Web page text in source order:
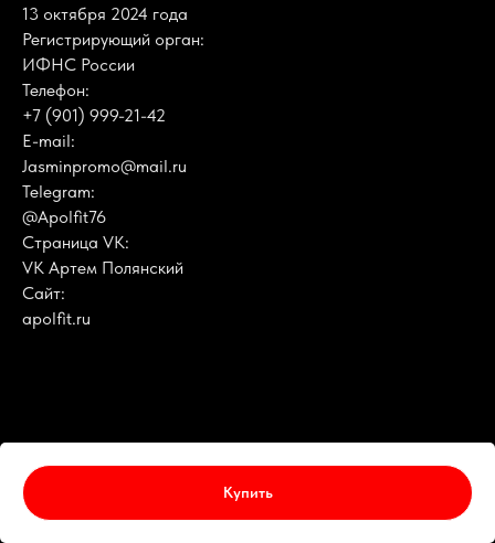
Купить
13 октября 2024 года
Регистрирующий орган:
ИФНС России
Телефон:
+7 (901) 999-21-42
E-mail:
Jasminpromo@mail.ru
Telegram:
@Apolfit76
Страница VK:
VK Артем Полянский
Сайт:
apolfit.ru
ПОЛИТИКА КОНФИДЕНЦИАЛЬНОСТИ